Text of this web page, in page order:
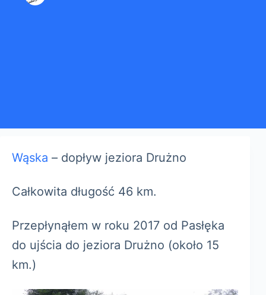
Wąska – dopływ jeziora Drużno
Całkowita długość 46 km.
Przepłynąłem w roku 2017 od Pasłęka
do ujścia do jeziora Drużno (około 15
km.)